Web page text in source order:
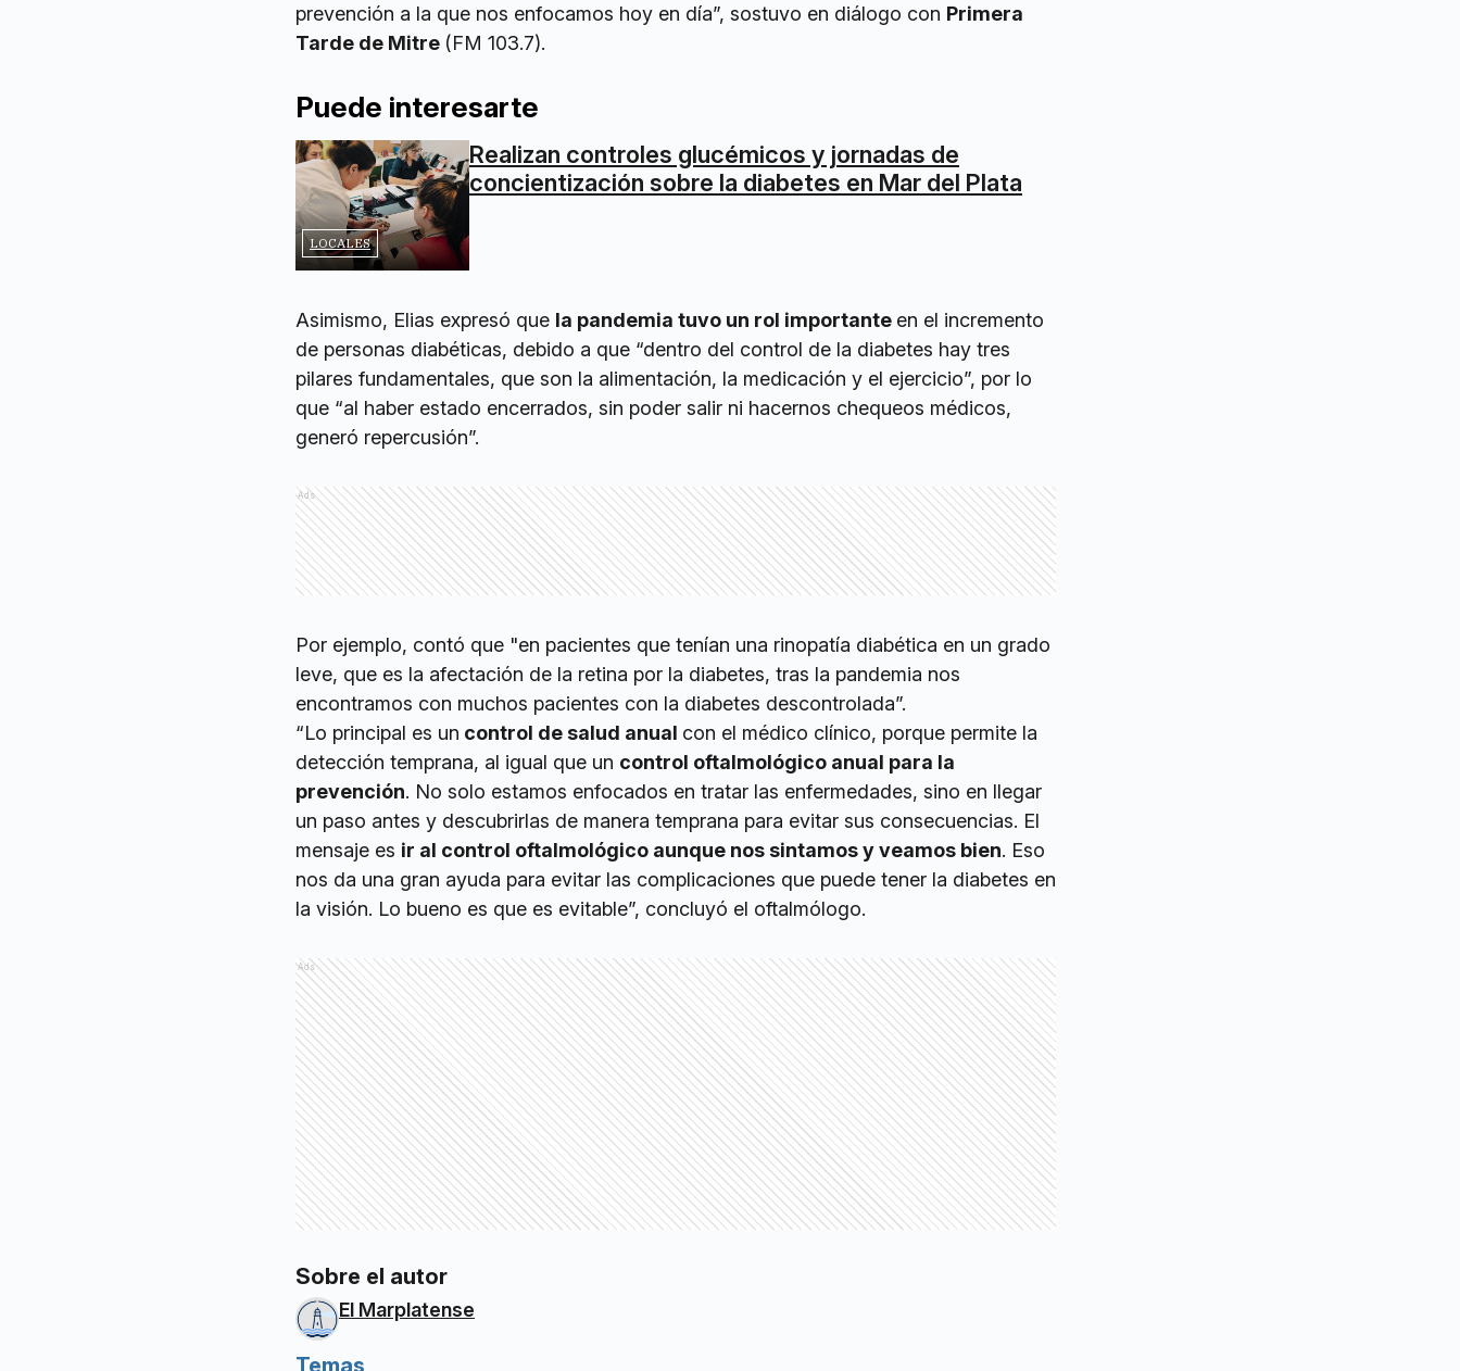
prevención a la que nos enfocamos hoy en día”, sostuvo en diálogo con Primera
Tarde de Mitre (FM 103.7).
Puede interesarte
LOCALES
Realizan controles glucémicos y jornadas de
concientización sobre la diabetes en Mar del Plata
Asimismo, Elias expresó que la pandemia tuvo un rol importante en el incremento
de personas diabéticas, debido a que “dentro del control de la diabetes hay tres
pilares fundamentales, que son la alimentación, la medicación y el ejercicio”, por lo
que “al haber estado encerrados, sin poder salir ni hacernos chequeos médicos,
generó repercusión”.
Ads
Por ejemplo, contó que "en pacientes que tenían una rinopatía diabética en un grado
leve, que es la afectación de la retina por la diabetes, tras la pandemia nos
encontramos con muchos pacientes con la diabetes descontrolada”.
“Lo principal es un control de salud anual con el médico clínico, porque permite la
detección temprana, al igual que un control oftalmológico anual para la
prevención. No solo estamos enfocados en tratar las enfermedades, sino en llegar
un paso antes y descubrirlas de manera temprana para evitar sus consecuencias. El
mensaje es ir al control oftalmológico aunque nos sintamos y veamos bien. Eso
nos da una gran ayuda para evitar las complicaciones que puede tener la diabetes en
la visión. Lo bueno es que es evitable”, concluyó el oftalmólogo.
Ads
Sobre el autor
El Marplatense
Temas